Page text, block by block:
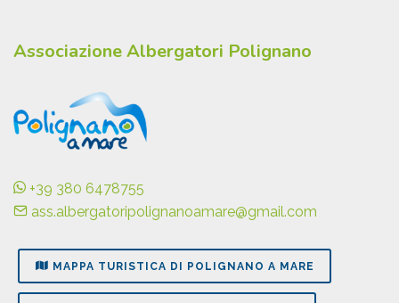
Associazione Albergatori Polignano
+39 380 6478755
ass.albergatoripolignanoamare@gmail.com
MAPPA TURISTICA DI POLIGNANO A MARE